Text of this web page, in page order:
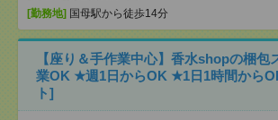
[勤務地] 国母駅から徒歩14分
【座り＆手作業中心】香水shopの梱包
業OK ★週1日からOK ★1日1時間から
ト]